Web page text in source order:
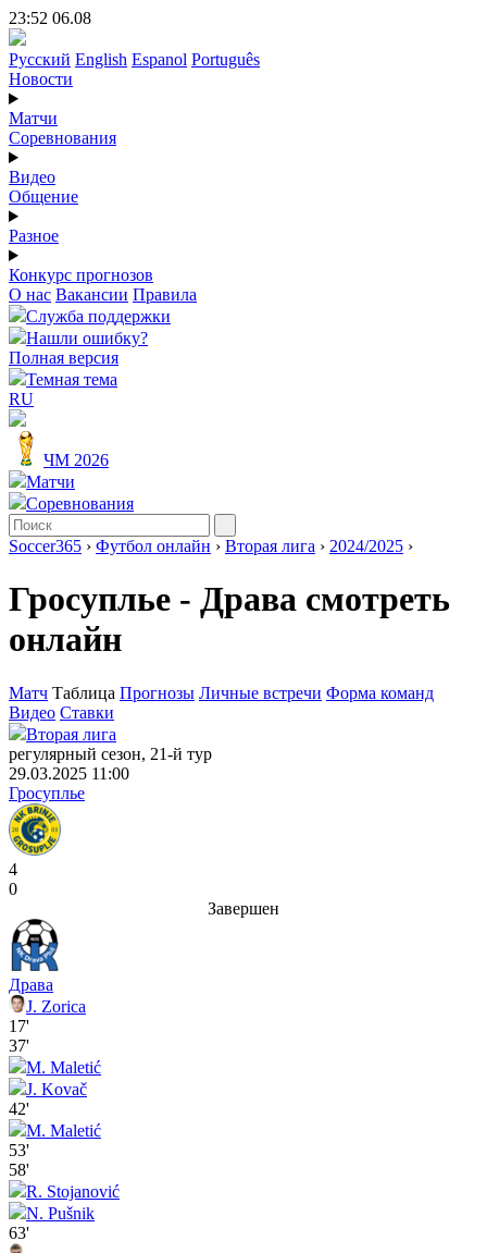
23:52 06.08
Русский English Espanol Português
Новости
Матчи
Соревнования
Видео
Общение
Разное
Конкурс прогнозов
О нас Вакансии Правила
Служба поддержки
Нашли ошибку?
Полная версия
Темная тема
RU
ЧМ 2026
Матчи
Соревнования
Soccer365 › Футбол онлайн › Вторая лига › 2024/2025 ›
Гросуплье - Драва смотреть
онлайн
Матч Таблица Прогнозы Личные встречи Форма команд
Видео Ставки
Вторая лига
регулярный сезон, 21-й тур
29.03.2025 11:00
Гросуплье
4
0
Завершен
Драва
J. Zorica
17'
37'
M. Maletić
J. Kovač
42'
M. Maletić
53'
58'
R. Stojanović
N. Pušnik
63'